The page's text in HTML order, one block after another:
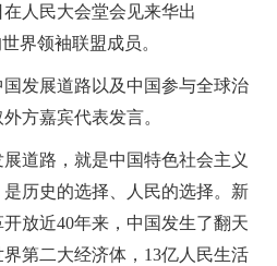
人民大会堂会见来华出
界领袖联盟成员。
发展道路以及中国参与全球治
方嘉宾代表发言。
道路，就是中国特色社会主义
历史的选择、人民的选择。新
放近40年来，中国发生了翻天
第二大经济体，13亿人民生活